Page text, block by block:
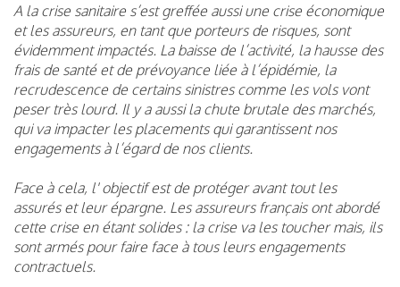
A la crise sanitaire s’est greffée aussi une crise économique
et les assureurs, en tant que porteurs de risques, sont
évidemment impactés. La baisse de l’activité, la hausse des
frais de santé et de prévoyance liée à l’épidémie, la
recrudescence de certains sinistres comme les vols vont
peser très lourd. Il y a aussi la chute brutale des marchés,
qui va impacter les placements qui garantissent nos
engagements à l’égard de nos clients.
Face à cela, l' objectif est de protéger avant tout les
assurés et leur épargne. Les assureurs français ont abordé
cette crise en étant solides : la crise va les toucher mais, ils
sont armés pour faire face à tous leurs engagements
contractuels.